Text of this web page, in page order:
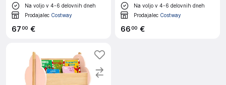
Na voljo v 4-6 delovnih dneh
Prodajalec Costway
6700 €
Na voljo v 4-6 delovnih dneh
Prodajalec Costway
6600 €